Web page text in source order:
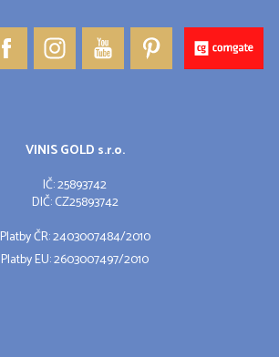
VINIS GOLD s.r.o.
IČ: 25893742
DIČ: CZ25893742
Platby ČR: 2403007484/2010
Platby EU: 2603007497/2010